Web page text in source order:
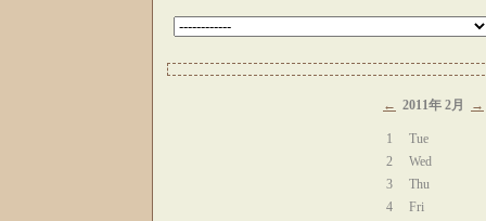
← 2011年 2月 →
1
Tue
2
Wed
3
Thu
4
Fri